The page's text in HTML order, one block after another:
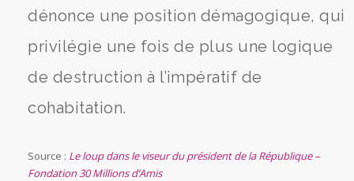
dénonce une position démagogique, qui
privilégie une fois de plus une logique
de destruction à l’impératif de
cohabitation.
Source : Le loup dans le viseur du président de la République –
Fondation 30 Millions d’Amis